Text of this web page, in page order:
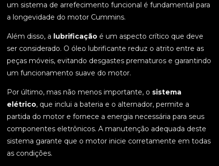
um sistema de arrefecimento funcional é fundamental para
a longevidade do motor Cummins.
Além disso, a lubrificação é um aspecto crítico que deve
ser considerado. O óleo lubrificante reduz o atrito entre as
peças móveis, evitando desgastes prematuros e garantindo
um funcionamento suave do motor.
Por último, mas não menos importante, o sistema
elétrico, que inclui a bateria e o alternador, permite a
partida do motor e fornece a energia necessária para seus
componentes eletrônicos. A manutenção adequada deste
sistema garante que o motor inicie corretamente em todas
as condições.